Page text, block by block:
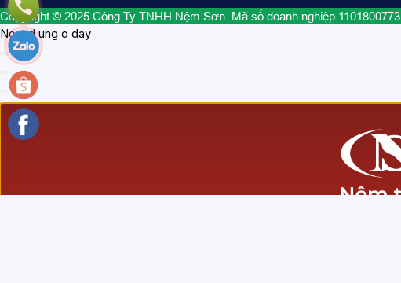
Copyright © 2025 Công Ty TNHH Nệm Sơn. Mã số doanh nghiệp 1101800773
Nooijd ung o day